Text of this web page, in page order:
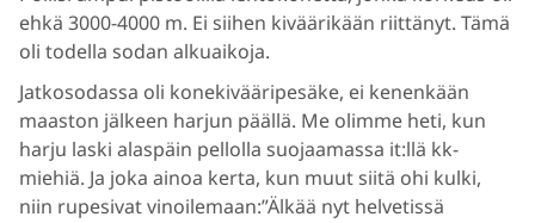
ehkä 3000-4000 m. Ei siihen kiväärikään riittänyt. Tämä
oli todella sodan alkuaikoja.
Jatkosodassa oli konekivääripesäke, ei kenenkään
maaston jälkeen harjun päällä. Me olimme heti, kun
harju laski alaspäin pellolla suojaamassa it:llä kk-
miehiä. Ja joka ainoa kerta, kun muut siitä ohi kulki,
niin rupesivat vinoilemaan:”Älkää nyt helvetissä